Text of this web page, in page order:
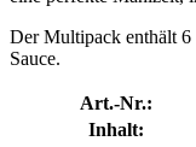
Der Multipack enthält 6
Sauce.
Art.-Nr.:
Inhalt: